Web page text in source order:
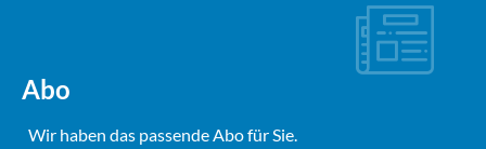
Abo
Wir haben das passende Abo für Sie.